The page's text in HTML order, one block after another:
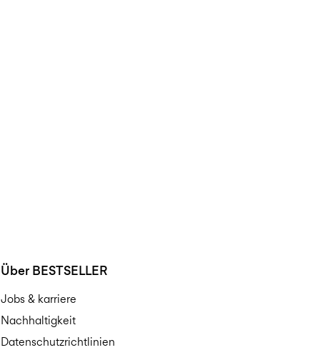
Über BESTSELLER
Jobs & karriere
Nachhaltigkeit
Datenschutzrichtlinien